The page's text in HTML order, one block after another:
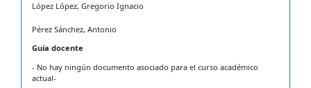
López López, Gregorio Ignacio
Pérez Sánchez, Antonio
Guía docente
- No hay ningún documento asociado para el curso académico
actual-